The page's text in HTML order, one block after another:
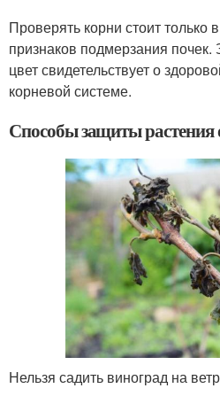
Проверять корни стоит только
признаков подмерзания
цвет свидетельствует о
корневой системе.
Способы защиты растения
Нельзя садить виноград на